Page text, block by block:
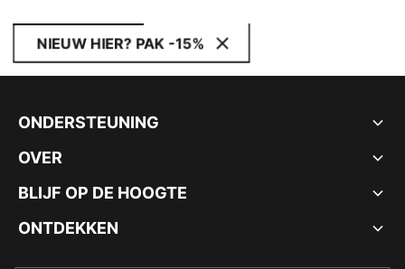
NIEUW HIER? PAK -15%
ONDERSTEUNING
OVER
BLIJF OP DE HOOGTE
ONTDEKKEN